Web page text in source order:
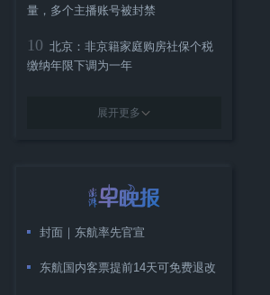
量，多个主播账号被封禁
10 北京：非京籍家庭购房社保个税
缴纳年限下调为一年
展开更多
封面｜东航率先官宣
东航国内客票提前14天可免费退改